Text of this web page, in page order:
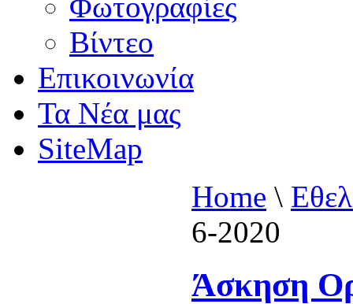
Βίντεο
Επικοινωνία
Τα Νέα μας
SiteMap
Home \
6-2020
Άσκηση